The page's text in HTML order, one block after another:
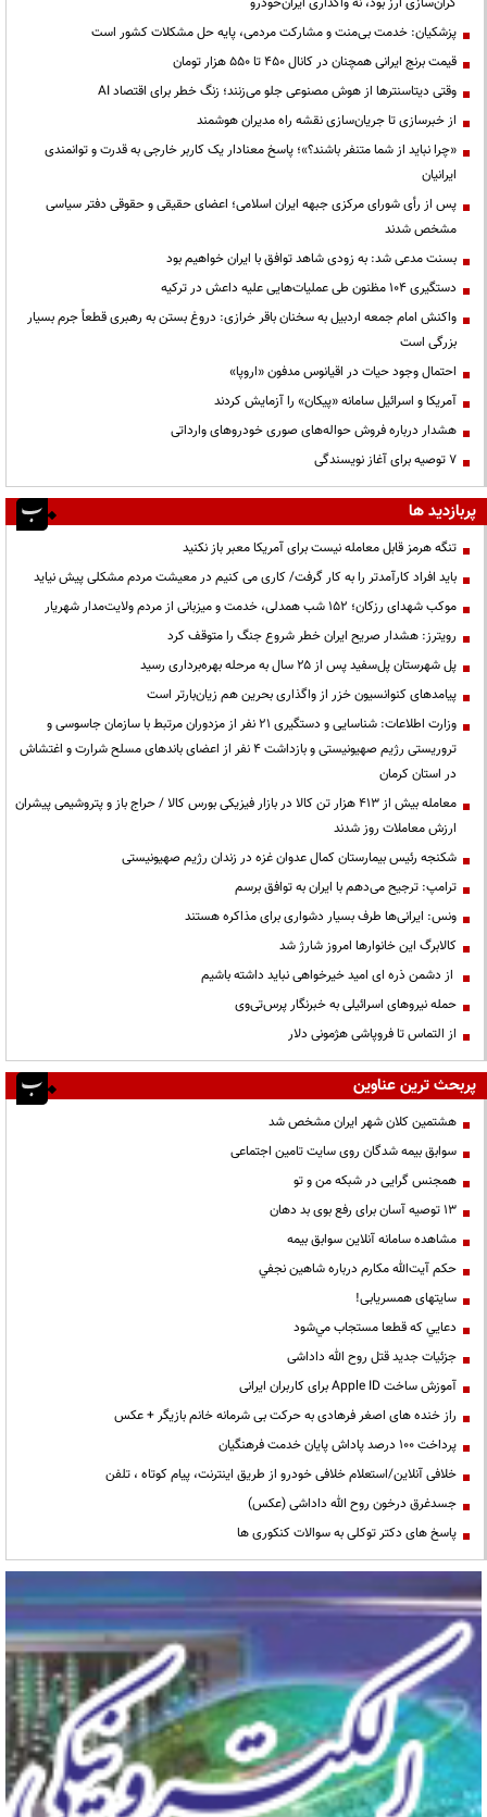
پزشکیان: خدمت بی‌منت و مشارکت مردمی، پایه حل مشکلات کشور است
قیمت‌ برنج ایرانی همچنان در کانال ۴۵۰ تا ۵۵۰ هزار تومان
وقتی دیتاسنترها از هوش مصنوعی جلو می‌زنند؛ زنگ خطر برای اقتصاد AI
از خبرسازی تا جریان‌سازی نقشه راه مدیران هوشمند
«چرا نباید از شما متنفر باشند؟»؛ پاسخ معنادار یک کاربر خارجی به قدرت و توانمندی
ایرانیان
پس از رأی شورای مرکزی جبهه ایران اسلامی؛ اعضای حقیقی و حقوقی دفتر سیاسی
مشخص شدند
بسنت مدعی شد: به زودی شاهد توافق با ایران خواهیم بود
دستگیری ۱۰۴ مظنون طی عملیات‌هایی علیه داعش در ترکیه
واکنش امام جمعه اردبیل به سخنان باقر خرازی: دروغ بستن به رهبری قطعاً جرم بسیار
بزرگی است
احتمال وجود حیات در اقیانوس مدفون «اروپا»
آمریکا و اسرائیل سامانه «پیکان» را آزمایش کردند
هشدار درباره فروش حواله‌های صوری خودروهای وارداتی
۷ توصیه برای آغاز نویسندگی
پربازدید ها
تنگه هرمز قابل معامله نیست برای آمریکا معبر باز نکنید
باید افراد کارآمدتر را به کار گرفت/ کاری می کنیم در معیشت مردم مشکلی پیش نیاید
موکب شهدای رزکان؛ ۱۵۲ شب همدلی، خدمت و میزبانی از مردم ولایت‌مدار شهریار
رویترز: هشدار صریح ایران خطر شروع جنگ را متوقف کرد
پل شهرستان پل‌سفید پس از ۲۵ سال به مرحله بهره‌برداری رسید
پیامدهای کنوانسیون خزر از واگذاری بحرین هم زیان‌بارتر است
وزارت اطلاعات: شناسایی و دستگیری ۲۱ نفر از مزدوران مرتبط با سازمان جاسوسی و
تروریستی رژیم صهیونیستی و بازداشت ۴ نفر از اعضای باندهای مسلح شرارت و اغتشاش
در استان کرمان
معامله بیش از ۴۱۳ هزار تن کالا در بازار فیزیکی بورس کالا / حراج باز و پتروشیمی پیشران
ارزش معاملات روز شدند
شکنجه رئیس بیمارستان کمال عدوان غزه در زندان رژیم صهیونیستی
ترامپ: ترجیح می‌دهم با ایران به توافق برسم
ونس: ایرانی‌ها طرف بسیار دشواری برای مذاکره هستند
کالابرگ این خانوارها امروز شارژ شد
از دشمن ذره ای امید خیرخواهی نباید داشته باشیم
حمله نیروهای اسرائیلی به خبرنگار پرس‌تی‌وی
از التماس تا فروپاشی هژمونی دلار
پربحث ترین عناوین
هشتمین کلان شهر ایران مشخص شد
سوابق بیمه شدگان روی سایت تامین اجتماعی
همجنس گرایی در شبکه من و تو
13 توصیه آسان برای رفع بوی بد دهان
مشاهده سامانه آنلاين سوابق بیمه
حكم آيت‌الله مكارم درباره شاهين نجفي
سایتهای همسریابی!
دعايي كه قطعا مستجاب مي‌شود
جزئیات جدید قتل روح الله داداشی
آموزش ساخت Apple ID برای کاربران ایرانی
راز خنده های اصغر فرهادی به حرکت بی شرمانه خانم بازیگر + عکس
پرداخت ۱۰۰ درصد پاداش پایان خدمت فرهنگیان
خلافی آنلاین/استعلام خلافی خودرو از طریق اینترنت، پیام کوتاه ، تلفن
جسدغرق درخون روح الله داداشی (عکس)
پاسخ های دکتر توکلی به سوالات کنکوری ها